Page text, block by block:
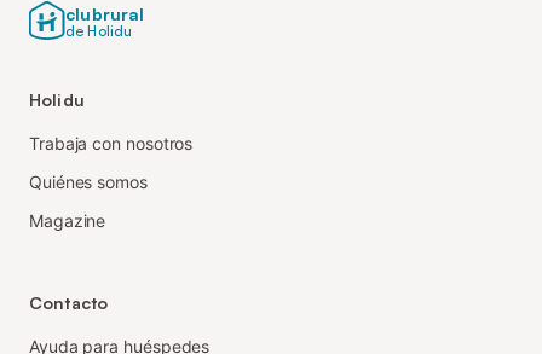
clubrural
de Holidu
Holidu
Trabaja con nosotros
Quiénes somos
Magazine
Contacto
Ayuda para huéspedes